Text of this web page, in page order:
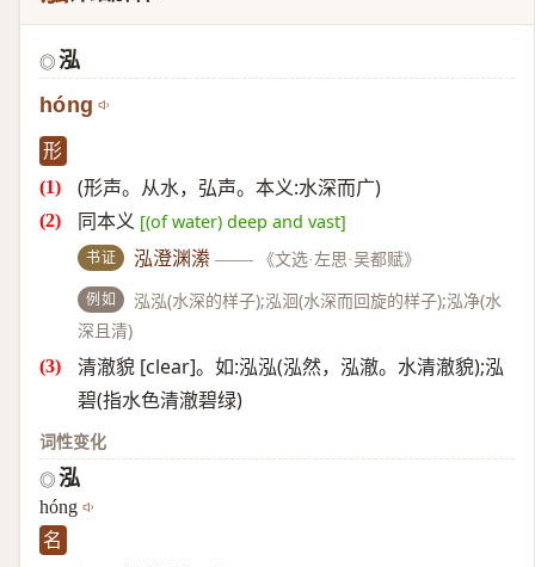
◎ 泓
hóng
形
(形声。从水，弘声。本义:水深而广)
同本义 [(of water) deep and vast]
书证 泓澄渊潫 —— 《文选·左思·吴都赋》
例如
泓泓(水深的样子);泓洄(水深而回旋的样子);泓净(水
深且清)
清澈貌 [clear]。如:泓泓(泓然，泓澈。水清澈貌);泓
碧(指水色清澈碧绿)
词性变化
◎ 泓
hóng
名